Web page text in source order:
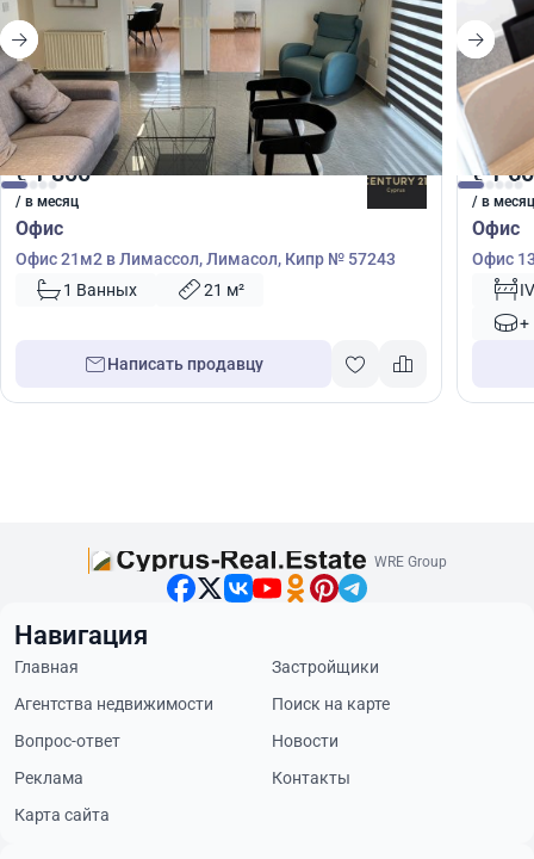
€1 800
/ в месяц
Офис
Офис 21м2 в Лимассол, Лимасол, Кипр № 57243
1 Ванных
21 м²
Написать продавцу
€1
/ в
Офис
Офис
57241
WRE Group
Навигация
Главная
Застройщики
Агентства недвижимости
Поиск на карте
Вопрос-ответ
Новости
Реклама
Контакты
Карта сайта